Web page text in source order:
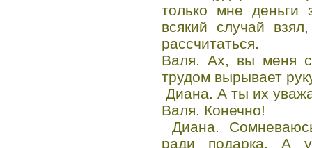
только мне
всякий случай
рассчитаться.
Валя. Ах, вы меня
трудом вырывает
Диана. А ты их
Валя. Конечно!
Диана.
ради подарка. А